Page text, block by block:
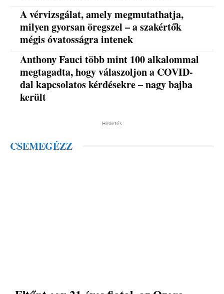
A vérvizsgálat, amely megmutathatja,
milyen gyorsan öregszel – a szakértők
mégis óvatosságra intenek
Anthony Fauci több mint 100 alkalommal
megtagadta, hogy válaszoljon a COVID-
dal kapcsolatos kérdésekre – nagy bajba
került
Hirdetés
CSEMEGÉZZ